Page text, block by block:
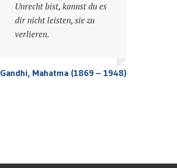
Goethe, Johann Wolfgang von
(1749 – 1832)
Unrecht bist, kannst du es
dir nicht leisten, sie zu
verlieren.
Gandhi, Mahatma (1869 – 1948)
Goethe, Johann Wolfgang von
(1749 – 1832)